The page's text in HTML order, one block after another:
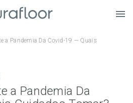
a Pandemia Da Covid-19 — Quais
a Pandemia Da